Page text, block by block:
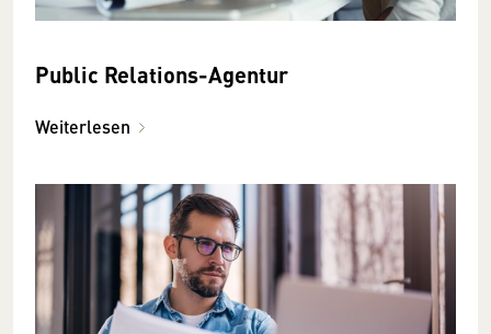
Public Relations-Agentur
Weiterlesen